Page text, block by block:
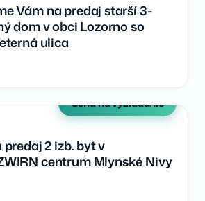
Vám na predaj starší 3-
dom v obci Lozorno so
ulica
Cena na vyžiadanie
2 izb. byt v
centrum Mlynské Nivy